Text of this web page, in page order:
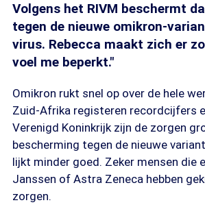
Volgens het RIVM beschermt
tegen de nieuwe omikron-
virus. Rebecca maakt zich er
voel me beperkt."
Omikron rukt snel op over de hele
Zuid-Afrika registeren recordcijfers
Verenigd Koninkrijk zijn de zorgen
bescherming tegen de nieuwe
lijkt minder goed. Zeker mensen die
Janssen of Astra Zeneca hebben
zorgen.